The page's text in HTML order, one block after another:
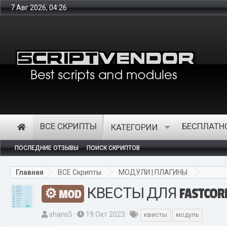
7 Авг 2026, 04:26
ВСЕ СКРИПТЫ КАТЕГОРИИ
ПОСЛЕДНИЕ ОТЗЫВЫ ПОИСК СКРИПТОВ
Главная ВСЕ Скрипты МОДУЛИ | ПЛАГИНЫ
MOD КВЕСТЫ ДЛЯ
А
shans5
Д
19 Окт 2023 квесты модуль